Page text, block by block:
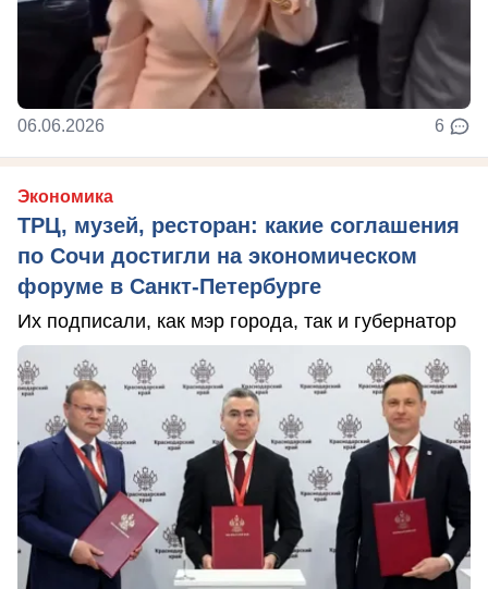
06.06.2026 6
Экономика
ТРЦ, музей, ресторан: какие соглашения
по Сочи достигли на экономическом
форуме в Санкт-Петербурге
Их подписали, как мэр города, так и губернатор